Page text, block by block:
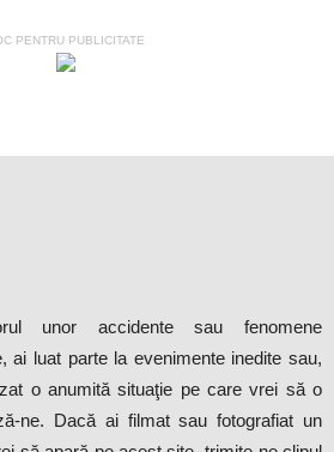
PENTRU PUBLICITATE
unor accidente sau fenomene
ai luat parte la evenimente inedite sau,
o anumită situaţie pe care vrei să o
ne. Dacă ai filmat sau fotografiat un